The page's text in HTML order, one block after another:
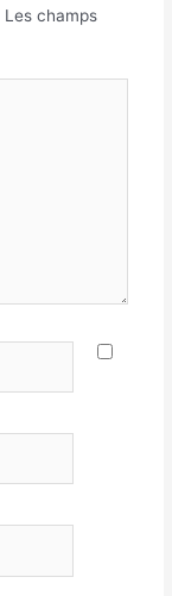
Les champs